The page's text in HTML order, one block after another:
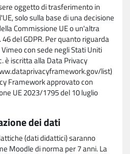
oggetto di trasferimento in
solo sulla base di una decisione
Commissione UE o un'altra
del GDPR. Per quanto riguarda
con sede negli Stati Uniti
è iscritta alla Data Privacy
list)
Framework approvato con
UE 2023/1795 del 10 luglio
dei dati
(dati didattici) saranno
Moodle di norma per 7 anni. La